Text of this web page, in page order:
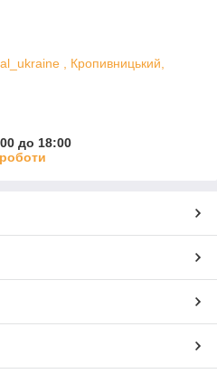
, Кропивницький,
до 18:00